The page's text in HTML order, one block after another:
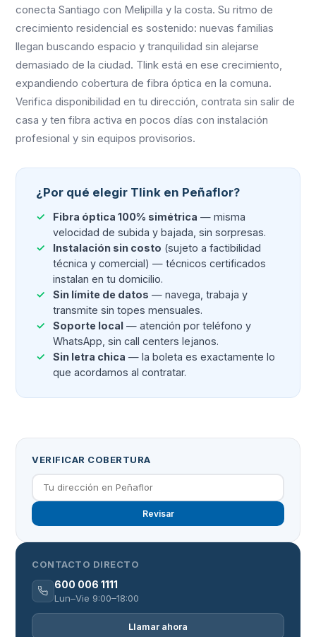
conecta Santiago con Melipilla y la costa. Su ritmo de
crecimiento residencial es sostenido: nuevas familias
llegan buscando espacio y tranquilidad sin alejarse
demasiado de la ciudad. Tlink está en ese crecimiento,
expandiendo cobertura de fibra óptica en la comuna.
Verifica disponibilidad en tu dirección, contrata sin salir de
casa y ten fibra activa en pocos días con instalación
profesional y sin equipos provisorios.
¿Por qué elegir Tlink en Peñaflor?
Fibra óptica 100% simétrica — misma
velocidad de subida y bajada, sin sorpresas.
Instalación sin costo (sujeto a factibilidad
técnica y comercial) — técnicos certificados
instalan en tu domicilio.
Sin límite de datos — navega, trabaja y
transmite sin topes mensuales.
Soporte local — atención por teléfono y
WhatsApp, sin call centers lejanos.
Sin letra chica — la boleta es exactamente lo
que acordamos al contratar.
VERIFICAR COBERTURA
Revisar
CONTACTO DIRECTO
600 006 1111
Lun–Vie 9:00–18:00
Llamar ahora